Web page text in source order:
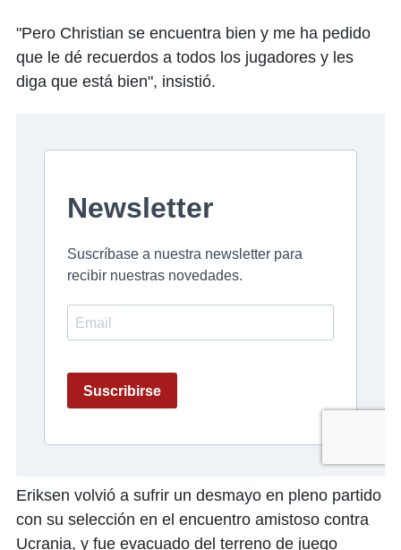
"Pero Christian se encuentra bien y me ha pedido
que le dé recuerdos a todos los jugadores y les
diga que está bien", insistió.
Eriksen volvió a sufrir un desmayo en pleno partido
con su selección en el encuentro amistoso contra
Ucrania, y fue evacuado del terreno de juego